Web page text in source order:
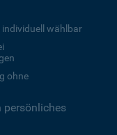
wählbar
ohne
persönliches